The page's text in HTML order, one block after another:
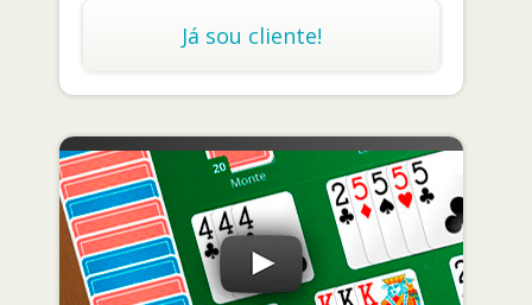
Já sou cliente!